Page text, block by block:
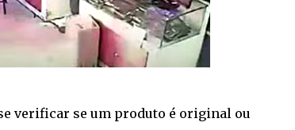
verificar se um produto é original ou